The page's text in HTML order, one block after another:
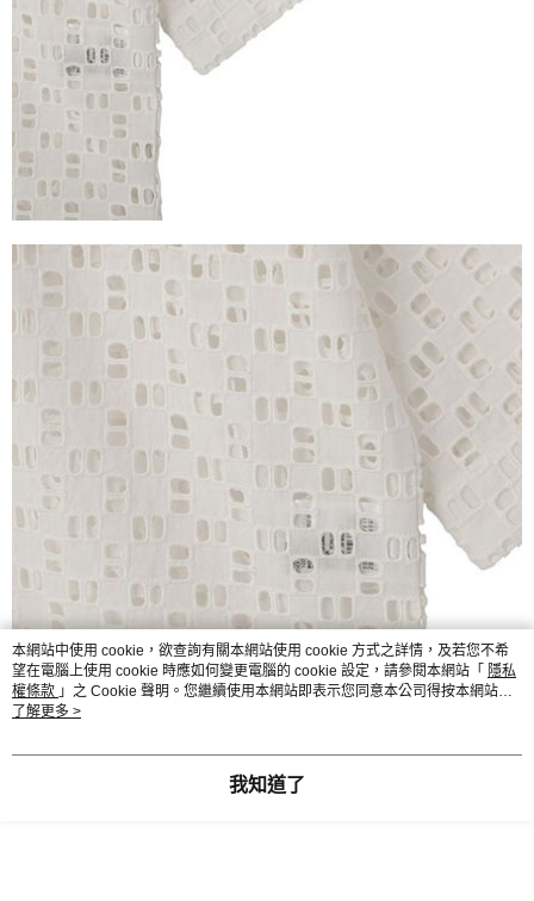
本網站中使用 cookie，欲查詢有關本網站使用 cookie 方式之詳情，及若您不希
望在電腦上使用 cookie 時應如何變更電腦的 cookie 設定，請參閱本網站「 隱私
權條款 」之 Cookie 聲明。您繼續使用本網站即表示您同意本公司得按本網站使
用條款之 Cookie 聲明使用 cookie。
了解更多 >
我知道了